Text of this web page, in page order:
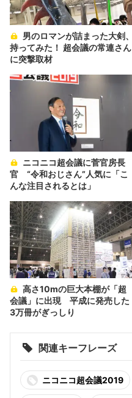
持ってみた！ 超会議の常連さん
に突撃取材
官 “令和おじさん”人気に「こ
んな注目されるとは」
会議」に出現 平成に発売した
3万冊がぎっしり
関連キーフレーズ
ニコニコ超会議2019